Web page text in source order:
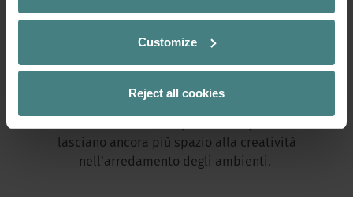
Customize
Reject all cookies
Sedus meet chair è disponibile nell’elegante
come sedia girevole da usare in ambienti lavoro o
sale formazione allestite in via temporanea. Il
guscio è disponibile in polipropilene. La scocca del
lasciano ancora più spazio alla creatività
nell’arredamento degli ambienti.